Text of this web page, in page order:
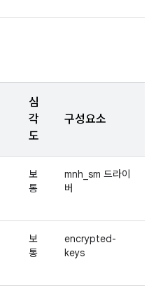
심
각
도
구성요소
보
통
mnh_sm 드라이
버
보
통
encrypted-
keys